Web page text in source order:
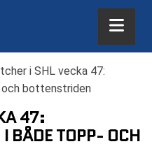
i SHL vecka 47:
bottenstriden
47:
BÅDE TOPP- OCH